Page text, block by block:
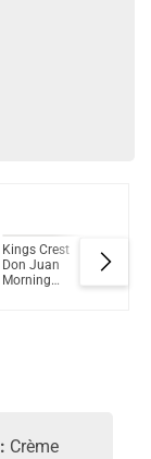
Kings Crest
Don Juan
Morning
Kings
Don
: Crème